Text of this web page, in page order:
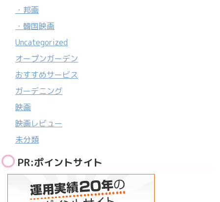
・邦画
・韓国映画
Uncategorized
オープンガーデン
おすすめサービス
ガーデニング
映画
映画レビュー
未分類
PR:ポイントサイト